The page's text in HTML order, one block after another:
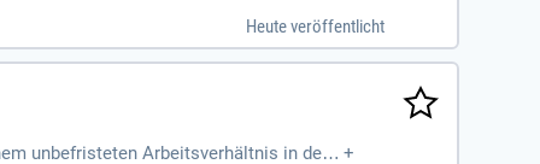
sowie die Warenausgangsprüfung. W
Heute veröffentlicht
unbefristeten Arbeitsverhältnis in der k +